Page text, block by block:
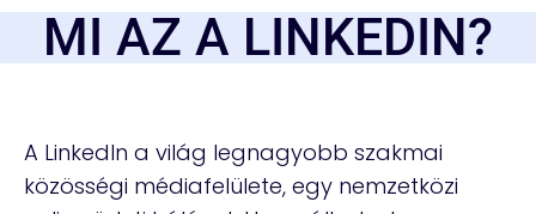
MI AZ A LINKEDIN?
A LinkedIn a világ legnagyobb szakmai
közösségi médiafelülete, egy nemzetközi